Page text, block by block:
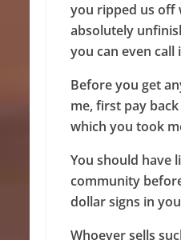
you ripped us off
absolutely
you can even call
Before you get
me, first pay
which you took
You should have
community
dollar signs in
Whoever sells